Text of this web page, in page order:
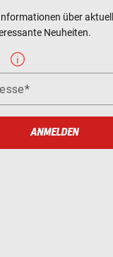
über
Neuheiten.
ANMELDEN